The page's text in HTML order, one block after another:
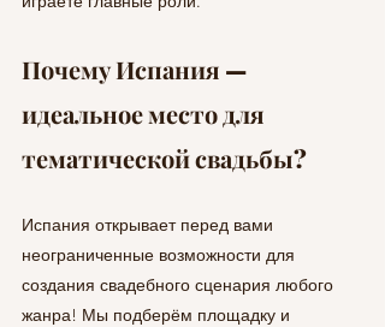
Почему Испания —
идеальное место для
тематической свадьбы?
Испания открывает перед вами
неограниченные возможности для
создания свадебного сценария любого
жанра! Мы подберём площадку и